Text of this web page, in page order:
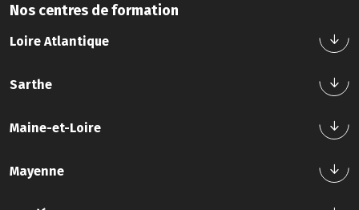
Nos centres de formation
Loire Atlantique
Nous contacter
Sarthe
Nous contacter
Maine-et-Loire
Mayenne